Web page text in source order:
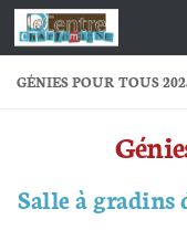
Skip to content
GÉNIES POUR TOUS
Salle à gradins